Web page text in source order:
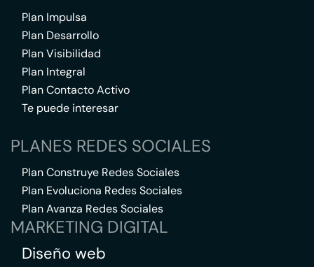
Plan Impulsa
Plan Desarrollo
Plan Visibilidad
Plan Integral
Plan Contacto Activo
Te puede interesar
PLANES REDES SOCIALES
Plan Construye Redes Sociales
Plan Evoluciona Redes Sociales
Plan Avanza Redes Sociales
MARKETING DIGITAL
Diseño web